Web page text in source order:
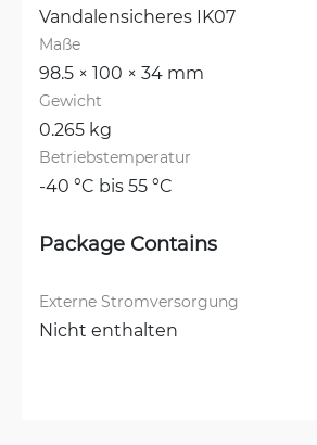
Vandalensicheres IK07
Maße
98.5 × 100 × 34 mm
Gewicht
0.265 kg
Betriebstemperatur
-40 °C bis 55 °C
Package Contains
Externe Stromversorgung
Nicht enthalten